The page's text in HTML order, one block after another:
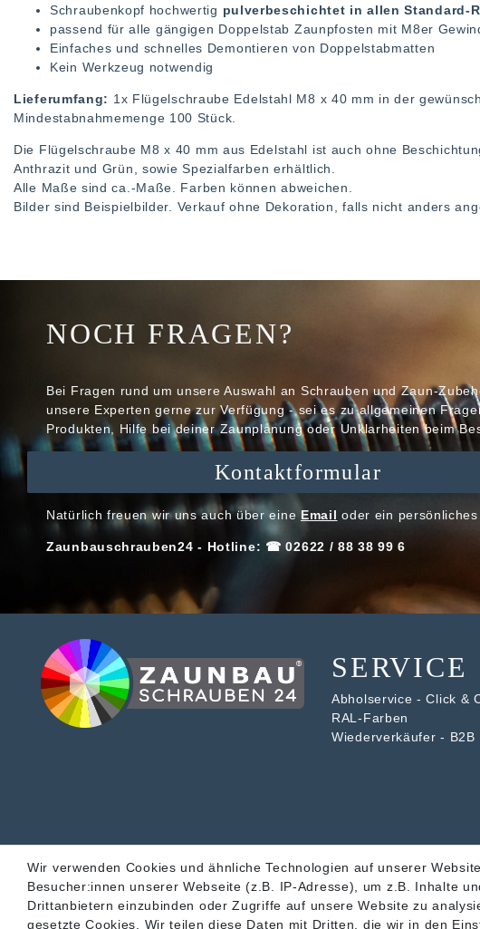
Schraubenkopf hochwertig pulverbeschichtet in allen Standard-
passend für alle gängigen Doppelstab Zaunpfosten mit M8er
Einfaches und schnelles Demontieren von Doppelstabmatten
Kein Werkzeug notwendig
Lieferumfang: 1x Flügelschraube Edelstahl M8 x 40 mm in der
Mindestabnahmemenge 100 Stück.
Die Flügelschraube M8 x 40 mm aus Edelstahl ist auch ohne
Anthrazit und Grün, sowie Spezialfarben erhältlich.
Alle Maße sind ca.-Maße. Farben können abweichen.
Bilder sind Beispielbilder. Verkauf ohne Dekoration, falls nicht anders
NOCH FRAGEN?
Bei Fragen rund um unsere Auswahl an Schrauben und Zaun-
unsere Experten gerne zur Verfügung - sei es zu allgemeinen
Produkten, Hilfe bei deiner Zaunplanung oder Unklarheiten beim
Kontaktformular
Natürlich freuen wir uns auch über eine Email oder ein
Zaunbauschrauben24 - Hotline: ☎ 02622 / 88 38 99 6
SERVICE
Abholservice - Click &
RAL-Farben
Wiederverkäufer - B2B
Wir verwenden Cookies und ähnliche Technologien auf unserer
Besucher:innen unserer Webseite (z.B. IP-Adresse), um z.B. Inhalte
Drittanbietern einzubinden oder Zugriffe auf unsere Website zu
gesetzte Cookies. Wir teilen diese Daten mit Dritten, die wir in den